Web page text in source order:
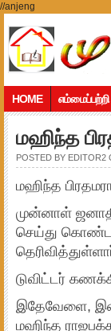
//anjeng
HOME எம்மைப்பற்றி
மஹிந்த
POSTED BY EDITOR2
மஹிந்த
முன்னாள்
செய்து
டுவிட்டர்
இதேவேளை,
மஹிந்த